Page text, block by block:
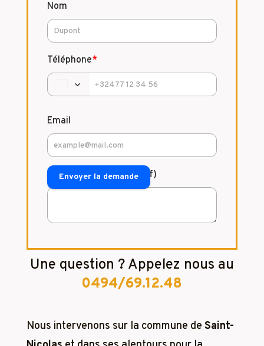
Nom
Téléphone*
Email
Commentaire (facultatif)
Envoyer la demande
Une question ? Appelez nous au
0494/69.12.48
Nous intervenons sur la commune de Saint-